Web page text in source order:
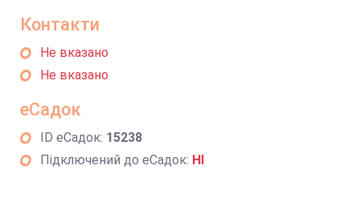
Контакти
Не вказано
Не вказано
еСадок
ID еСадок: 15238
Підключений до еСадок: НІ